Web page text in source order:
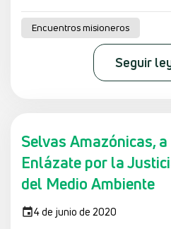
Encuentros misioneros
Seguir
Selvas Amazónicas,
Enlázate por la
del Medio Ambiente
4 de junio de 2020